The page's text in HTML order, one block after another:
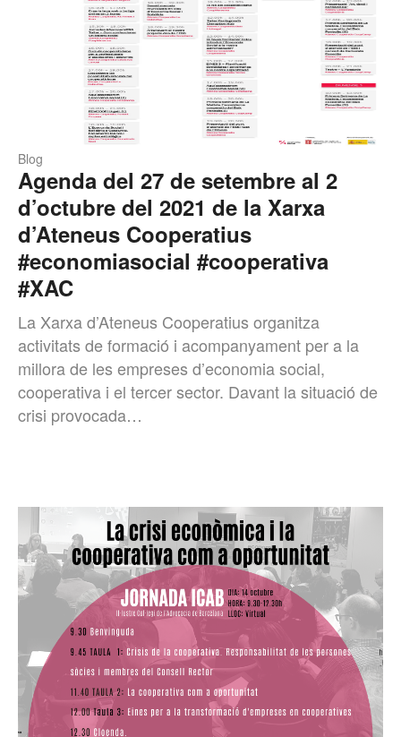
Agenda del 27 de setembre al 2
d’octubre del 2021 de la Xarxa
d’Ateneus Cooperatius
#economiasocial #cooperativa
#XAC
Blog
La Xarxa d’Ateneus Cooperatius organitza
activitats de formació i acompanyament per a la
millora de les empreses d’economia social,
cooperativa i el tercer sector. Davant la situació de
crisi provocada…